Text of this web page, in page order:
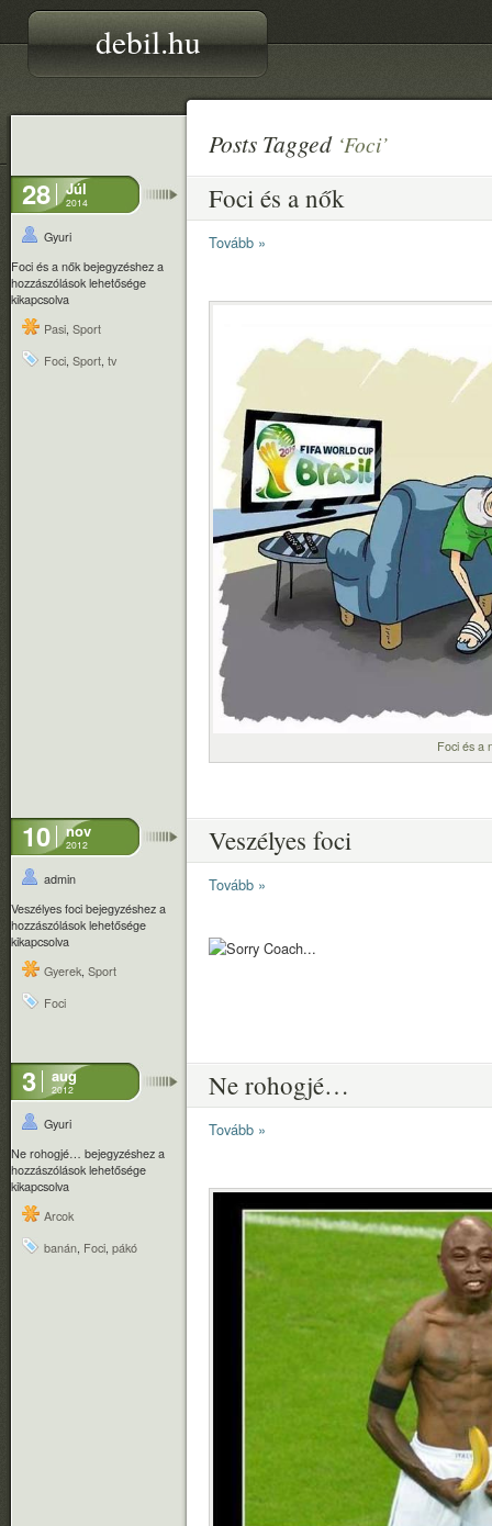
debil.hu
Posts Tagged ‘Foci’
28 Júl
2014
Gyuri
Foci és a nők bejegyzéshez a
hozzászólások lehetősége
kikapcsolva
Pasi, Sport
Foci, Sport, tv
Foci és a nők
Tovább »
Foci és a
10 nov
2012
admin
Veszélyes foci bejegyzéshez a
hozzászólások lehetősége
kikapcsolva
Gyerek, Sport
Foci
Veszélyes foci
Tovább »
3 aug
2012
Gyuri
Ne rohogjé… bejegyzéshez a
hozzászólások lehetősége
kikapcsolva
Arcok
banán, Foci, pákó
Ne rohogjé…
Tovább »